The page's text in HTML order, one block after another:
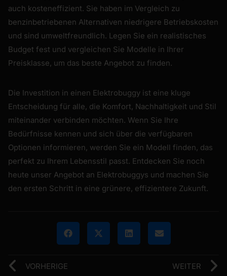
auch kosteneffizient. Sie haben im Vergleich zu
benzinbetriebenen Alternativen niedrigere Betriebskosten
und sind umweltfreundlich. Legen Sie ein realistisches
Budget fest und vergleichen Sie Modelle in Ihrer
Preisklasse, um das beste Angebot zu finden.
Die Investition in einen Elektrobuggy ist eine kluge
Entscheidung für alle, die Komfort, Nachhaltigkeit und Stil
miteinander verbinden möchten. Wenn Sie Ihre
Bedürfnisse kennen und sich über die verfügbaren
Optionen informieren, werden Sie ein Modell finden, das
perfekt zu Ihrem Lebensstil passt. Entdecken Sie noch
heute unser Angebot an Elektrobuggys und machen Sie
den ersten Schritt in eine grünere, effizientere Zukunft.
VORHERIGE WEITER